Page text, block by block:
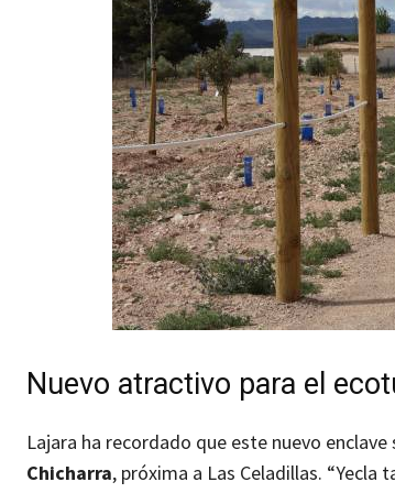
Nuevo atractivo para el
Lajara ha recordado que este nuevo
Chicharra, próxima a Las Celadillas.